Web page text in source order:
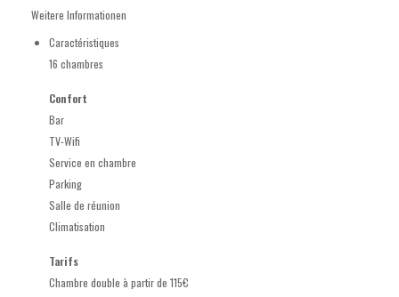
Weitere Informationen
Caractéristiques
16 chambres
Confort
Bar
TV-Wifi
Service en chambre
Parking
Salle de réunion
Climatisation
Tarifs
Chambre double à partir de 115€